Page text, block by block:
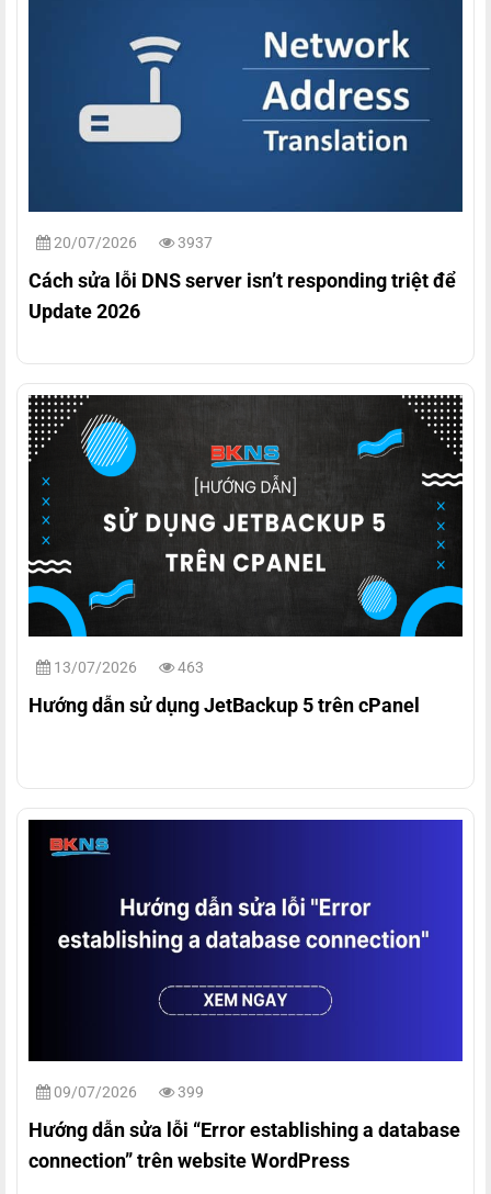
20/07/2026 3937
Cách sửa lỗi DNS server isn’t responding triệt để
Update 2026
13/07/2026 463
Hướng dẫn sử dụng JetBackup 5 trên cPanel
09/07/2026 399
Hướng dẫn sửa lỗi “Error establishing a database
connection” trên website WordPress